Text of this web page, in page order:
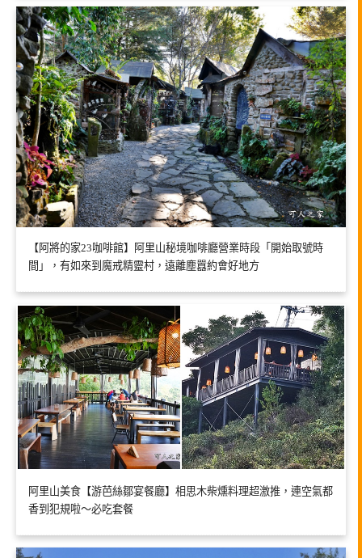
【阿將的家23咖啡館】阿里山秘境咖啡廳營業時段「開始取號時
間」，有如來到魔戒精靈村，遠離塵囂約會好地方
阿里山美食【游芭絲鄒宴餐廳】相思木柴燻料理超激推，連空氣都
香到犯規啦～必吃套餐